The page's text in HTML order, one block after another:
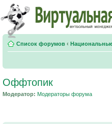
Список форумов ‹
Оффтопик
Модератор: Модераторы форума